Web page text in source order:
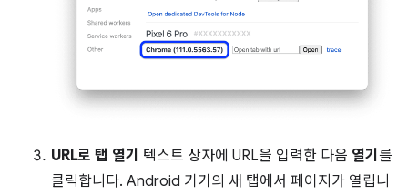
URL로 탭 열기 텍스트 상자에 URL을 입력한 다음 열기 를
클릭합니다. Android 기기의 새 탭에서 페이지가 열립니